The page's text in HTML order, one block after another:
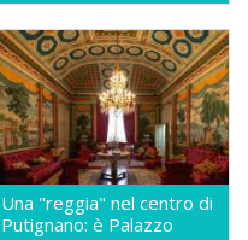
Una "reggia" nel centro di
Putignano: è Palazzo